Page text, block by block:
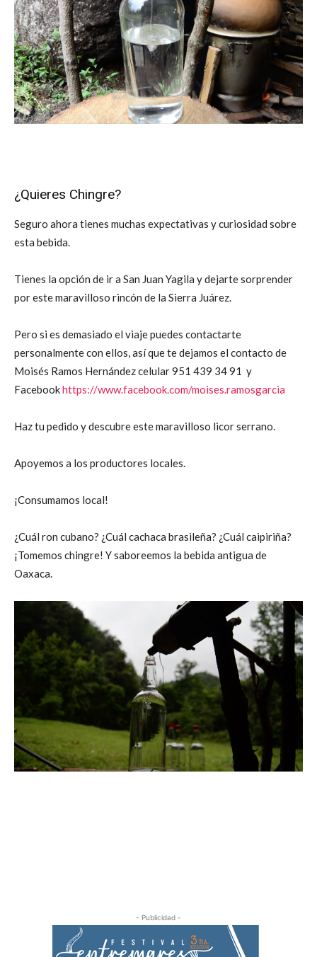
¿Quieres Chingre?
Seguro ahora tienes muchas expectativas y curiosidad sobre
esta bebida.
Tienes la opción de ir a San Juan Yagila y dejarte sorprender
por este maravilloso rincón de la Sierra Juárez.
Pero si es demasiado el viaje puedes contactarte
personalmente con ellos, así que te dejamos el contacto de
Moisés Ramos Hernández celular 951 439 34 91 y
Facebookhttps://www.facebook.com/moises.ramosgarcia
Haz tu pedido y descubre este maravilloso licor serrano.
Apoyemos a los productores locales.
¡Consumamos local!
¿Cuál ron cubano? ¿Cuál cachaca brasileña? ¿Cuál caipiriña?
¡Tomemos chingre! Y saboreemos la bebida antigua de
Oaxaca.
- Publicidad -